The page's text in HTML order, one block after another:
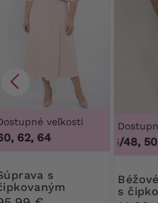
veľkosti
62, 64
s
44/46/48,
Béžové pančuchy
s